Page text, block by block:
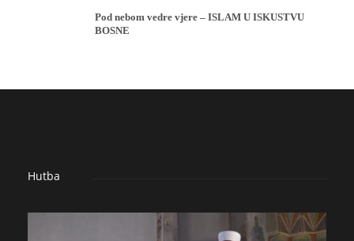
Pod nebom vedre vjere – ISLAM U ISKUSTVU
BOSNE
Hutba